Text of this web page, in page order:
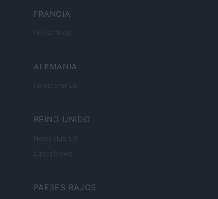
FRANCIA
InvestirMag
ALEMANIA
Investieren24
REINO UNIDO
News Hub UK
Lgbtq News
PAESES BAJOS